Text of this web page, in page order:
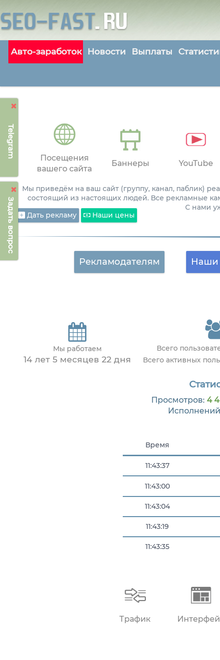
Telegram
Задать вопрос
Авто-заработок Новости Выплаты
Посещения
вашего сайта
Баннеры YouTube
Мы приведём на ваш сайт (группу, канал, паблик)
состоящий из настоящих людей. Все рекламные
С нами
Дать рекламу
Наши цены
Рекламодателям Наши
Мы работаем
14 лет 5 месяцев 22 дня
Всего
Всего активных
Просмотров: 4
Время
11:43:37
11:43:00
11:43:04
11:43:19
11:43:35
Трафик